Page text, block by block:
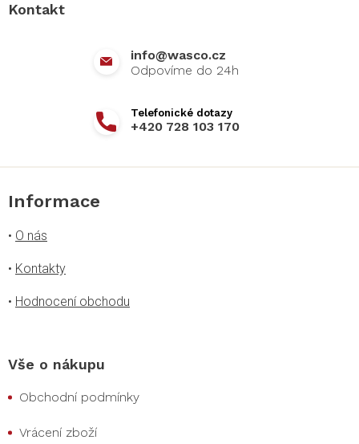
Kontakt
info@wasco.cz
+420 728 103 170
Informace
• O nás
• Kontakty
• Hodnocení obchodu
Vše o nákupu
Obchodní podmínky
Vrácení zboží